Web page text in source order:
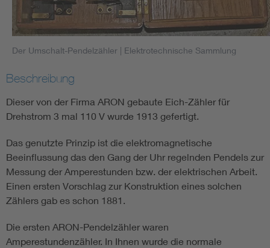
Der Umschalt-Pendelzähler | Elektrotechnische Sammlung
Beschreibung
Dieser von der Firma ARON gebaute Eich-Zähler für
Drehstrom 3 mal 110 V wurde 1913 gefertigt.
Das genutzte Prinzip ist die elektromagnetische
Beeinflussung das den Gang der Uhr regelnden Pendels zur
Messung der Amperestunden bzw. der elektrischen Arbeit.
Einen ersten Vorschlag zur Konstruktion eines solchen
Zählers gab es schon 1881.
Die ersten ARON-Pendelzähler waren
Amperestundenzähler. In Ihnen wurde die normale